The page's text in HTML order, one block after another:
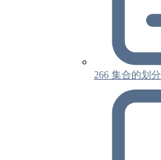
266 集合的划分